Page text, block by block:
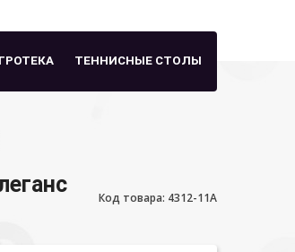
ТЕННИСНЫЕ СТОЛЫ
Код товара: 4312-11A